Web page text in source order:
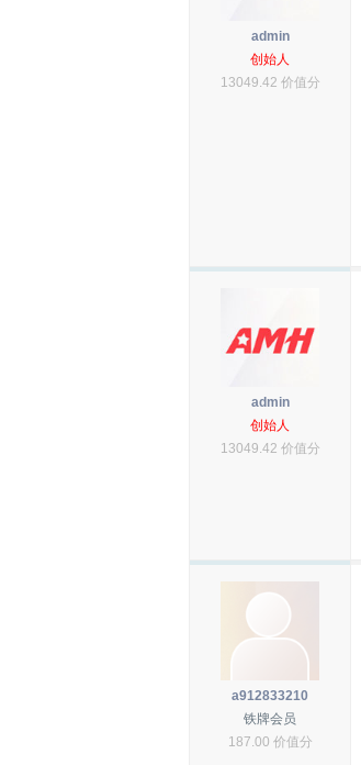
admin
创始人
13049.42 价值分
admin
创始人
13049.42 价值分
a912833210
铁牌会员
187.00 价值分